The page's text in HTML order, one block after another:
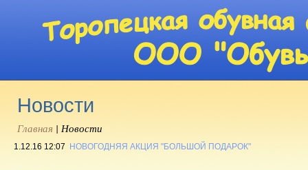
Новости
Главная | Новости
1.12.16 12:07 НОВОГОДНЯЯ АКЦИЯ "БОЛЬШОЙ ПОДАРОК"